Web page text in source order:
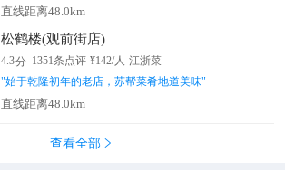
直线距离48.0km
松鹤楼(观前街店)
4.3分 1351条点评 ¥142/人 江浙菜
"始于乾隆初年的老店，苏帮菜肴地道美味"
直线距离48.0km
查看全部 